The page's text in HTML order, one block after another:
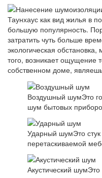
Таунхаус как вид жилья в
большую популярность.
затратить чуть больше
экологическая
того, возникает ощущение
собственном доме,
Воздушный шумЭто
шум бытовых
Ударный шумЭто
перетаскиваемой
Акустический шумЭто